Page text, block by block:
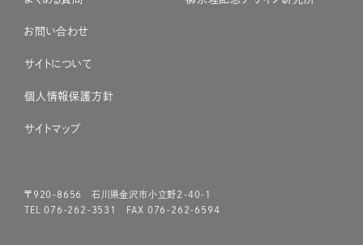
お問い合わせ
サイトについて
個人情報保護方針
サイトマップ
〒920-8656 石川県金沢市小立野2-40-1
TEL 076-262-3531 FAX 076-262-6594